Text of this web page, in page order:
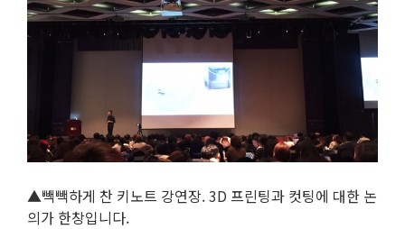
▲빽빽하게 찬 키노트 강연장. 3D 프린팅과 컷팅에 대한 논
의가 한창입니다.